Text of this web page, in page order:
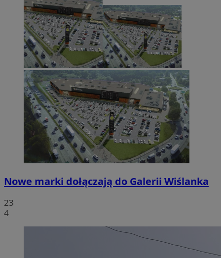
Nowe marki dołączają do Galerii Wiślanka
23
4